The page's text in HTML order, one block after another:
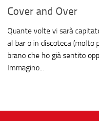
Cover and Over
Quante volte vi sarà
al bar o in discoteca (molto
brano che ho già sentito
Immagino...